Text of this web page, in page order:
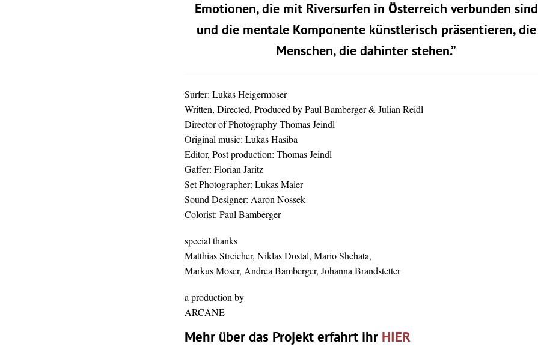
Emotionen, die mit Riversurfen in Österreich verbunden sind
und die mentale Komponente künstlerisch präsentieren, die
Menschen, die dahinter stehen.”
Surfer: Lukas Heigermoser
Written, Directed, Produced by Paul Bamberger & Julian Reidl
Director of Photography Thomas Jeindl
Original music: Lukas Hasiba
Editor, Post production: Thomas Jeindl
Gaffer: Florian Jaritz
Set Photographer: Lukas Maier
Sound Designer: Aaron Nossek
Colorist: Paul Bamberger
special thanks
Matthias Streicher, Niklas Dostal, Mario Shehata,
Markus Moser, Andrea Bamberger, Johanna Brandstetter
a production by
ARCANE
Mehr über das Projekt erfahrt ihr HIER